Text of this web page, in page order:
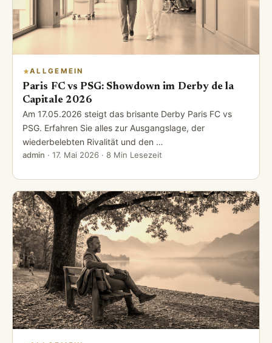
ALLGEMEIN
Paris FC vs PSG: Showdown im Derby de la
Capitale 2026
Am 17.05.2026 steigt das brisante Derby Paris FC vs
PSG. Erfahren Sie alles zur Ausgangslage, der
wiederbelebten Rivalität und den …
admin · 17. Mai 2026 · 8 Min Lesezeit